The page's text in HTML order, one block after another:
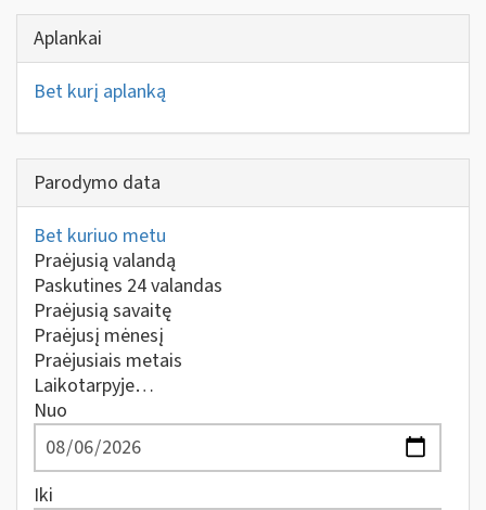
Aplankai
Bet kurį aplanką
Parodymo data
Bet kuriuo metu
Praėjusią valandą
Paskutines 24 valandas
Praėjusią savaitę
Praėjusį mėnesį
Praėjusiais metais
Laikotarpyje…
Nuo
Iki